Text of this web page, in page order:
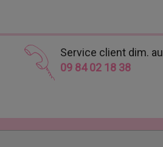
Service client dim.
09 84 02 18 38